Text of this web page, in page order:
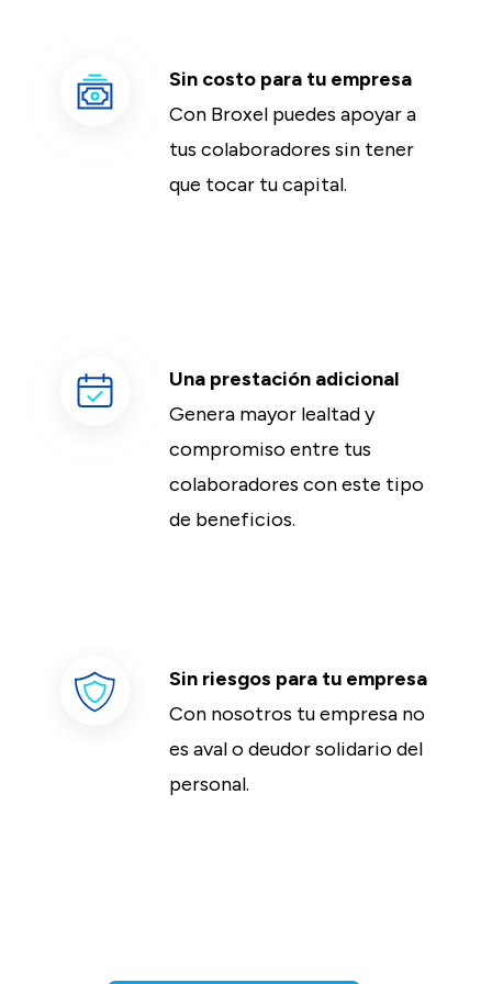
Sin costo para tu empresa
Con Broxel puedes apoyar a
tus colaboradores sin tener
que tocar tu capital.
Una prestación adicional
Genera mayor lealtad y
compromiso entre tus
colaboradores con este tipo
de beneficios.
Sin riesgos para tu empresa
Con nosotros tu empresa no
es aval o deudor solidario del
personal.